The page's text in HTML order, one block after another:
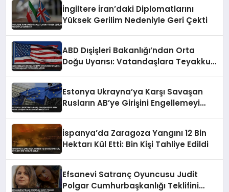
İngiltere İran’daki Diplomatlarını
Yüksek Gerilim Nedeniyle Geri Çekti
ABD Dışişleri Bakanlığı’ndan Orta
Doğu Uyarısı: Vatandaşlara Teyakkuz
Estonya Ukrayna’ya Karşı Savaşan
Rusların AB’ye Girişini Engellemeyi
İspanya’da Zaragoza Yangını 12 Bin
Hektarı Kül Etti: Bin Kişi Tahliye Edildi
Efsanevi Satranç Oyuncusu Judit
Polgar Cumhurbaşkanlığı Teklifini